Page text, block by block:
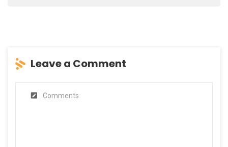
Leave a Comment